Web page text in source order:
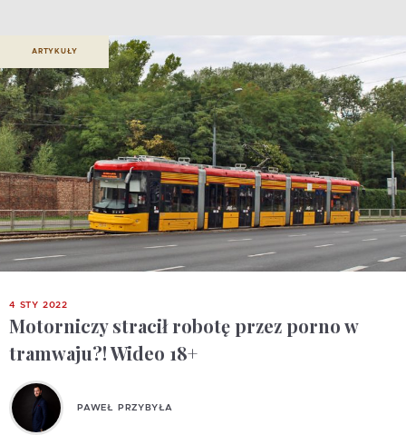
ARTYKUŁY
4 STY 2022
Motorniczy stracił robotę przez porno w
tramwaju?! Wideo 18+
PAWEŁ PRZYBYŁA